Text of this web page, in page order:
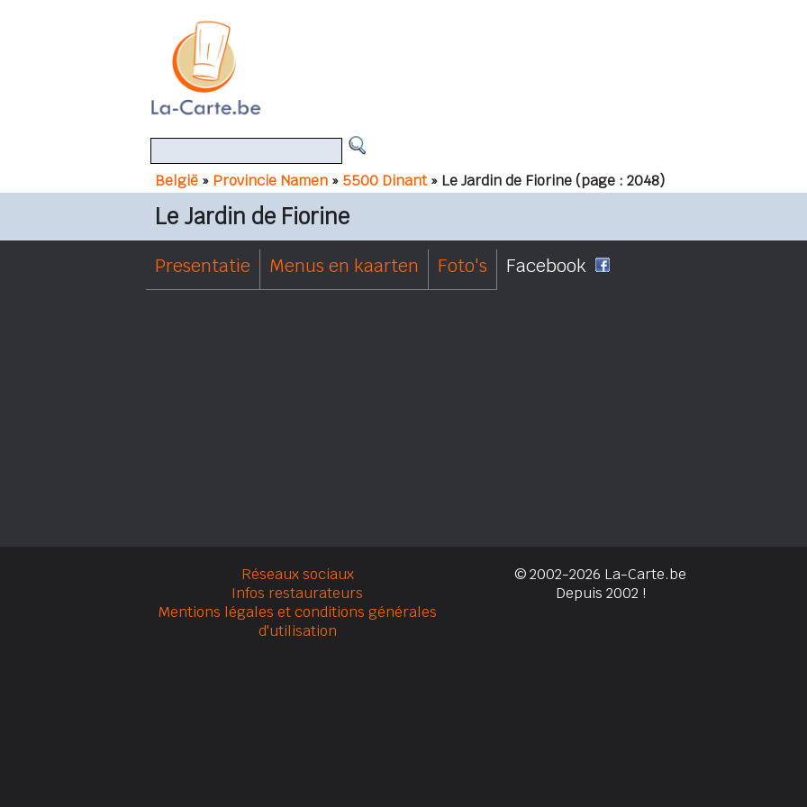
België » Provincie Namen » 5500 Dinant » Le Jardin de Fiorine(page : 2048)
Le Jardin de Fiorine
Presentatie Menus en kaarten Foto's Facebook
Réseaux sociaux
Infos restaurateurs
Mentions légales et conditions générales
d'utilisation
© 2002-2026 La-Carte.be
Depuis 2002 !